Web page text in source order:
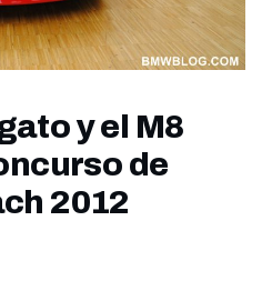
y el M8
de
2012